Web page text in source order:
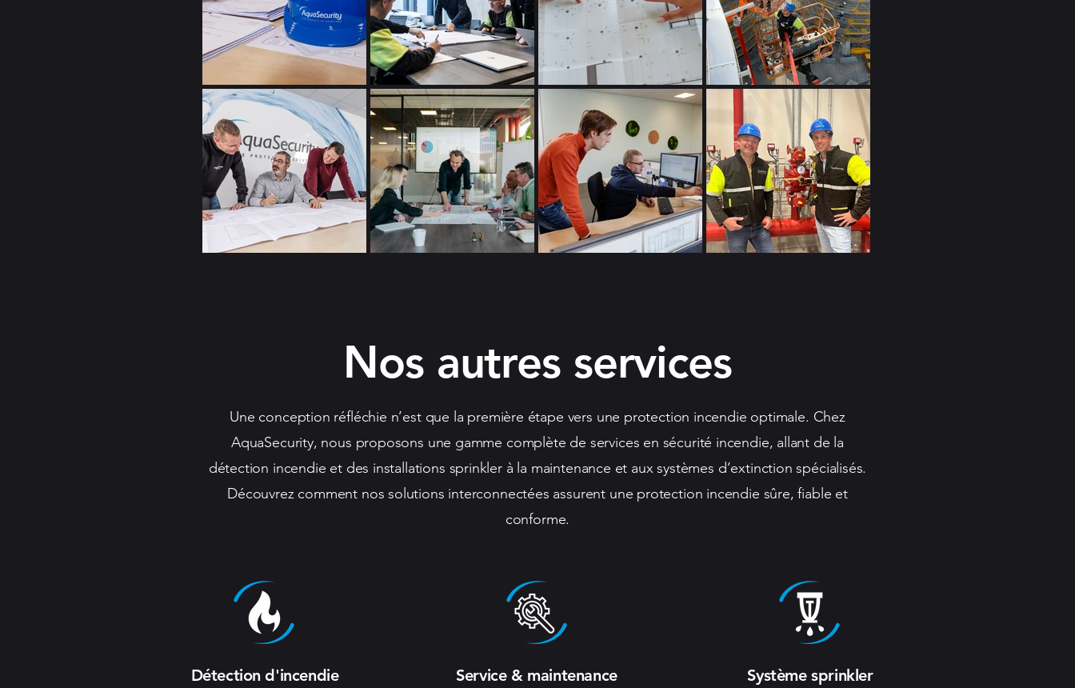
Nos autres services
Une conception réfléchie n’est que la première étape vers une protection incendie optimale. Chez
AquaSecurity, nous proposons une gamme complète de services en sécurité incendie, allant de la
détection incendie et des installations sprinkler à la maintenance et aux systèmes d’extinction spécialisés.
Découvrez comment nos solutions interconnectées assurent une protection incendie sûre, fiable et
conforme.
Détection d'incendie Service & maintenance Système sprinkler